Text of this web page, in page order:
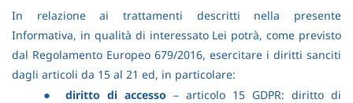
In relazione ai trattamenti descritti nella presente
Informativa, in qualità di interessato Lei potrà, come previsto
dal Regolamento Europeo 679/2016, esercitare i diritti sanciti
dagli articoli da 15 al 21 ed, in particolare:
● diritto di accesso – articolo 15 GDPR: diritto di